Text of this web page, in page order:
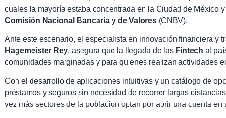
cuales la mayoría estaba concentrada en la Ciudad de México
Comisión Nacional Bancaria y de Valores (CNBV).
Ante este escenario, el especialista en innovación financiera y
Hagemeister Rey, asegura que la llegada de las Fintech al
comunidades marginadas y para quienes realizan actividades
Con el desarrollo de aplicaciones intuitivas y un catálogo de
préstamos y seguros sin necesidad de recorrer largas
vez más sectores de la población optan por abrir una cuenta en